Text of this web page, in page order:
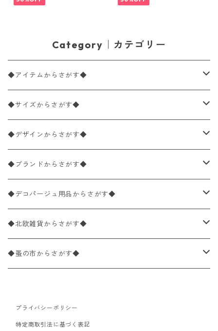
Category｜カテゴリー
◆アイテムからさがす◆
ペーパーナプキン2枚バラ売り
ペーパーナプキン1枚バラ売り
ペーパーナプキン20枚入りパック
ペーパーナプキン10枚入りパック
ライスペーパー
ペーパーリネンナプキン
ワックスペーパー
◆サイズからさがす◆
33×33cm（ランチサイズ）
バラ売り
パック売り
25×25cm（カクテルサイズ）
バラ売り
パック売り
40×40cm（ディナーサイズ）
バラ売り
パック売り
21×21cm（ポケットサイズ）
バラ売り
33cm（ラウンド）
◆デザインからさがす◆
花柄
植物・グリーン柄
動物・鳥・昆虫・蝶柄
海・魚柄
食べ物・フルーツ・野菜・ドリンク柄
◆ブランドからさがす◆
ドイツ製 IHR/イア
ランチサイズ
カクテルサイズ
ドイツ製 Ambiente/アンビエンテ
ランチサイズ
ドイツ製 Paperproducts Design
カクテルサイズ
ランチサイズ
ドイツ製 ti-flair/ティーフレア
◆デコパージュ用品からさがす◆
デコパージュ液
デコパージュ下地
デコパージュはさみ
◆北欧雑貨からさがす◆
シリコンモールド
トレイ
◆蚤の市からさがす◆
北欧雑貨
プライバシーポリシー
特定商取引法に基づく表記